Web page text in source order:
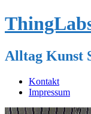
Alltag Kunst
Kontakt
Impressum